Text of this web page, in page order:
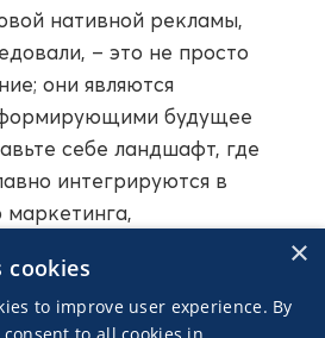
нативной рекламы,
– это не просто
они являются
будущее
себе ландшафт, где
интегрируются в
кульминации –
×
cookies
to improve user experience. By